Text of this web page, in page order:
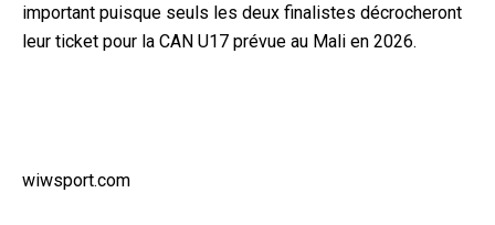
important puisque seuls les deux finalistes décrocheront
leur ticket pour la CAN U17 prévue au Mali en 2026.
wiwsport.com